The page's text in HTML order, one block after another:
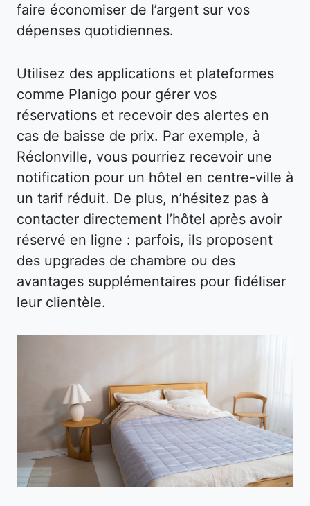
faire économiser de l’argent sur vos
dépenses quotidiennes.
Utilisez des applications et plateformes
comme Planigo pour gérer vos
réservations et recevoir des alertes en
cas de baisse de prix. Par exemple, à
Réclonville, vous pourriez recevoir une
notification pour un hôtel en centre-ville à
un tarif réduit. De plus, n’hésitez pas à
contacter directement l’hôtel après avoir
réservé en ligne : parfois, ils proposent
des upgrades de chambre ou des
avantages supplémentaires pour fidéliser
leur clientèle.